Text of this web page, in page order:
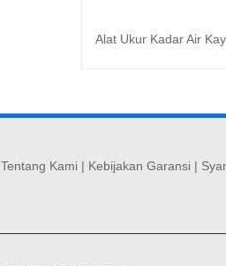
Alat Ukur Kadar Air
Tentang Kami | Kebijakan Garansi |